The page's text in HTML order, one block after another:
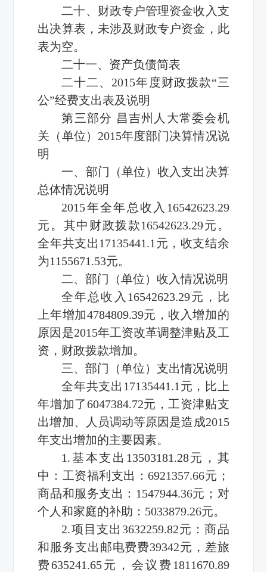
二十、财政专户管理资金收入支
出决算表，未涉及财政专户资金，此
表为空。
二十一、资产负债简表
二十二、2015年度财政拨款“三
公”经费支出表及说明
第三部分 昌吉州人大常委会机
关（单位）2015年度部门决算情况说
明
一、部门（单位）收入支出决算
总体情况说明
2015年全年总收入16542623.29
元。其中财政拨款16542623.29元。
全年共支出17135441.1元，收支结余
为1155671.53元。
二、部门（单位）收入情况说明
全年总收入16542623.29元，比
上年增加4784809.39元，收入增加的
原因是2015年工资改革调整津贴及工
资，财政拨款增加。
三、部门（单位）支出情况说明
全年共支出17135441.1元，比上
年增加了6047384.72元，工资津贴支
出增加、人员调动等原因是造成2015
年支出增加的主要因素。
1.基本支出13503181.28元，其
中：工资福利支出：6921357.66元；
商品和服务支出：1547944.36元；对
个人和家庭的补助：5033879.26元。
2.项目支出3632259.82元：商品
和服务支出邮电费费39342元，差旅
费635241.65元，会议费1811670.89